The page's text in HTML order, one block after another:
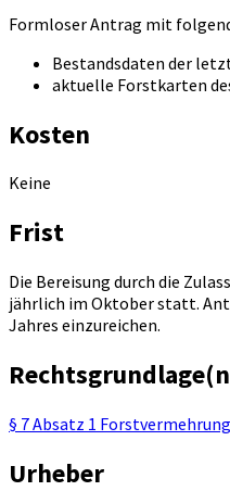
Formloser Antrag mit
Bestandsdaten der
aktuelle Forstkarten
Kosten
Keine
Frist
Die Bereisung durch die
jährlich im Oktober statt.
Jahres einzureichen.
§ 7 Absatz 1
Urheber